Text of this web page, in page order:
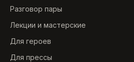
Разговор пары
Лекции и мастерские
Для героев
Для прессы